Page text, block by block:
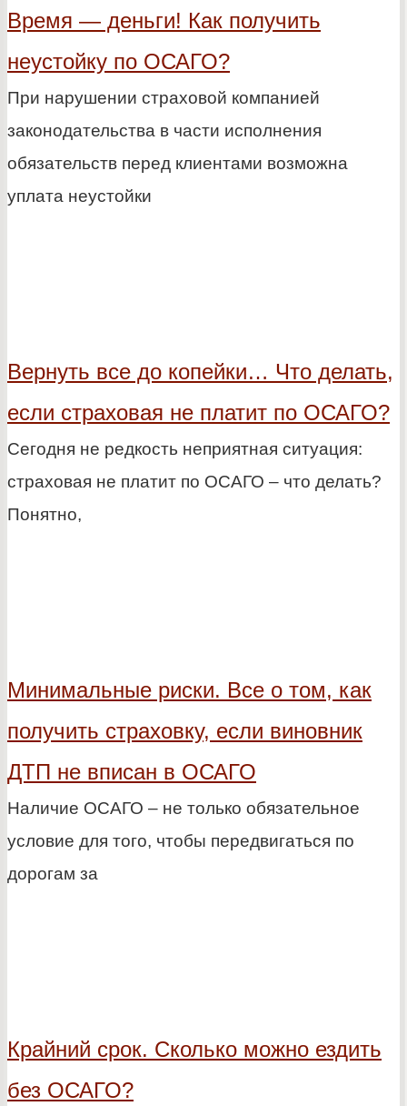
Время — деньги! Как получить
неустойку по ОСАГО?
При нарушении страховой компанией
законодательства в части исполнения
обязательств перед клиентами возможна
уплата неустойки
Вернуть все до копейки… Что делать,
если страховая не платит по ОСАГО?
Сегодня не редкость неприятная ситуация:
страховая не платит по ОСАГО – что делать?
Понятно,
Минимальные риски. Все о том, как
получить страховку, если виновник
ДТП не вписан в ОСАГО
Наличие ОСАГО – не только обязательное
условие для того, чтобы передвигаться по
дорогам за
Крайний срок. Сколько можно ездить
без ОСАГО?